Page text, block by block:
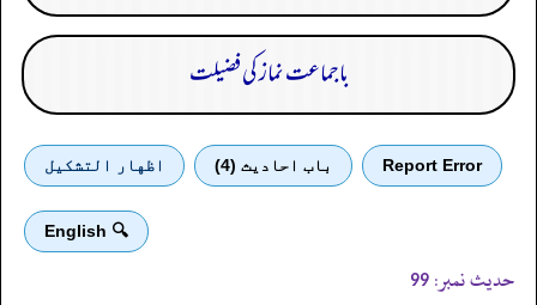
باجماعت نماز کی فضیلت
Report Error باب احادیث (4) اظهار التشكيل
🔍 English
حدیث نمبر: 99